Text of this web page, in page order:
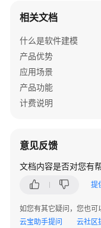
图
部
署
视
图
视
图
信
息
相关文档
什么是软件建模
产品优势
应用场景
产品功能
计费说明
意见反馈
文档内容是否对您有
提
如您有其它疑问，您也
云宝助手提问
云社区